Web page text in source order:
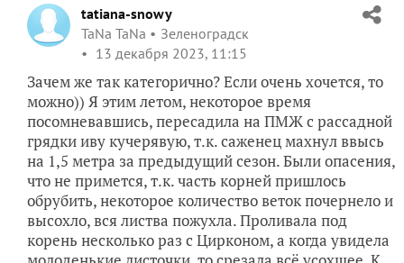
tatiana-snowy
TaNa TaNa
Зеленоградск
13 декабря 2023, 11:15
Зачем же так категорично? Если очень хочется, то
можно)) Я этим летом, некоторое время
посомневавшись, пересадила на ПМЖ с рассадной
грядки иву кучерявую, т.к. саженец махнул ввысь
на 1,5 метра за предыдущий сезон. Были опасения,
что не примется, т.к. часть корней пришлось
обрубить, некоторое количество веток почернело и
высохло, вся листва пожухла. Проливала под
корень несколько раз с Цирконом, а когда увидела